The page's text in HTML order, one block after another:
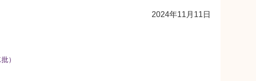
2024年11月11日
）